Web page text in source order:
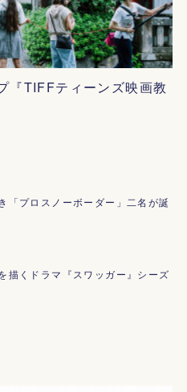
『TIFFティーンズ映画教
「プロスノーボーダー」二名が誕
描くドラマ『スワッガー』シーズ